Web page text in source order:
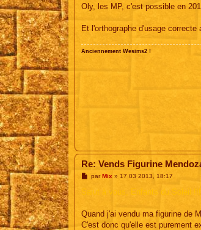
s
s
g
Oly, les MP, c'est possible en
Et l'orthographe d'usage
Anciennement Wesims2 !
Re: Vends Figurine
M
s
g
parMix » 17 03 2013, 18:17
Salut à vous, Enfants du Soleil !!!
Quand j'ai vendu ma figurine de
C'est donc qu'elle est purement